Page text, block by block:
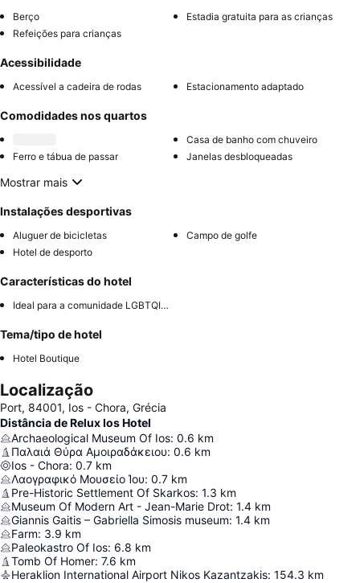
Berço
Estadia gratuita para as crianças
Refeições para crianças
Acessibilidade
Acessível a cadeira de rodas Estacionamento adaptado
Comodidades nos quartos
Casa de banho com chuveiro
Ferro e tábua de passar
Janelas desbloqueadas
Mostrar mais
Instalações desportivas
Aluguer de bicicletas
Campo de golfe
Hotel de desporto
Características do hotel
Ideal para a comunidade LGBTQIA+
Tema/tipo de hotel
Hotel Boutique
Localização
Port, 84001, Ios - Chora, Grécia
Distância de Relux Ios Hotel
Archaeological Museum Of Ios: 0.6 km
Παλαιά Θύρα Αμοιραδάκειου: 0.6 km
Ios - Chora: 0.7 km
Λαογραφικό Μουσείο Ίου: 0.7 km
Pre-Historic Settlement Of Skarkos: 1.3 km
Museum Of Modern Art - Jean-Marie Drot: 1.4 km
Giannis Gaitis – Gabriella Simosis museum: 1.4 km
Farm: 3.9 km
Paleokastro Of Ios: 6.8 km
Tomb Of Homer: 7.6 km
Heraklion International Airport Nikos Kazantzakis: 154.3 km